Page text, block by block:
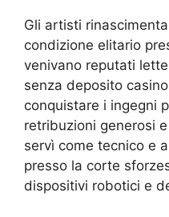
Gli artisti
condizione elitario
venivano reputati
senza deposito
conquistare i ingegni
retribuzioni generosi
servì come tecnico e
presso la corte
dispositivi robotici e